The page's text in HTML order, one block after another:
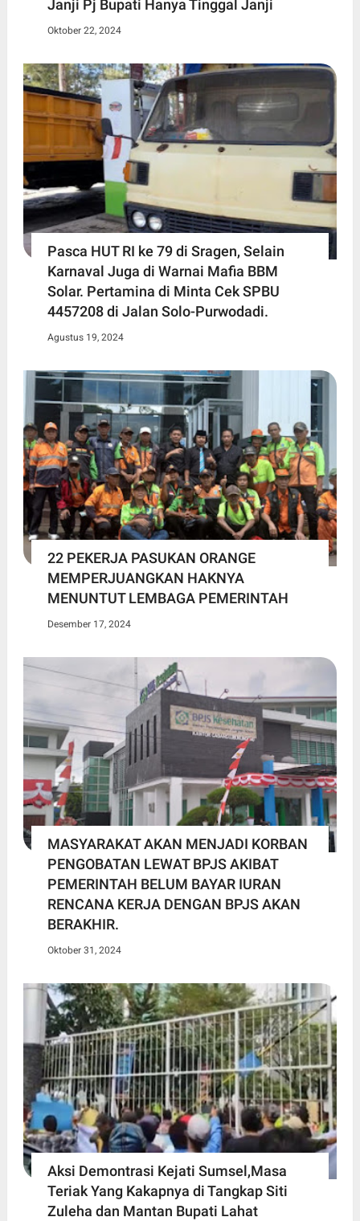
Janji Pj Bupati Hanya Tinggal Janji
Oktober 22, 2024
Pasca HUT RI ke 79 di Sragen, Selain
Karnaval Juga di Warnai Mafia BBM
Solar. Pertamina di Minta Cek SPBU
4457208 di Jalan Solo-Purwodadi.
Agustus 19, 2024
22 PEKERJA PASUKAN ORANGE
MEMPERJUANGKAN HAKNYA
MENUNTUT LEMBAGA PEMERINTAH
Desember 17, 2024
MASYARAKAT AKAN MENJADI KORBAN
PENGOBATAN LEWAT BPJS AKIBAT
PEMERINTAH BELUM BAYAR IURAN
RENCANA KERJA DENGAN BPJS AKAN
BERAKHIR.
Oktober 31, 2024
Aksi Demontrasi Kejati Sumsel,Masa
Teriak Yang Kakapnya di Tangkap Siti
Zuleha dan Mantan Bupati Lahat